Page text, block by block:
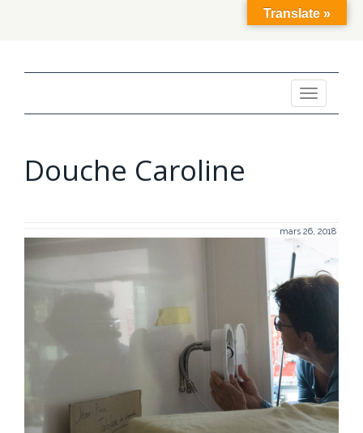
Toggle
navigation
Douche Caroline
mars 26, 2018
Translate »